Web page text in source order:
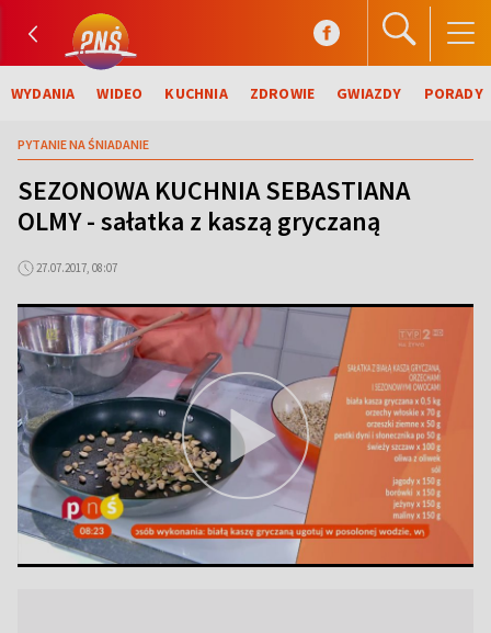
WYDANIA WIDEO KUCHNIA ZDROWIE GWIAZDY PORADY
PYTANIE NA ŚNIADANIE
SEZONOWA KUCHNIA SEBASTIANA
OLMY - sałatka z kaszą gryczaną
27.07.2017, 08:07